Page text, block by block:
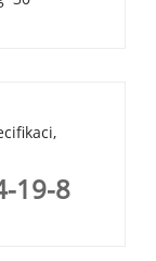
19-8